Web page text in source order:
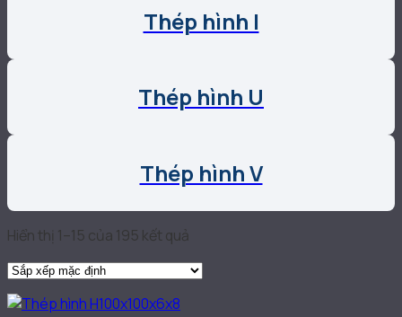
Thép hình I
Thép hình U
Thép hình V
Hiển thị 1–15 của 195 kết quả